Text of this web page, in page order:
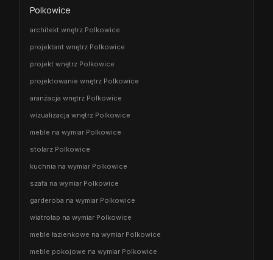
Polkowice
architekt wnętrz Polkowice
projektant wnętrz Polkowice
projekt wnętrz Polkowice
projektowanie wnętrz Polkowice
aranżacja wnętrz Polkowice
wizualizacja wnętrz Polkowice
meble na wymiar Polkowice
stolarz Polkowice
kuchnia na wymiar Polkowice
szafa na wymiar Polkowice
garderoba na wymiar Polkowice
wiatrołap na wymiar Polkowice
meble łazienkowe na wymiar Polkowice
meble pokojowe na wymiar Polkowice